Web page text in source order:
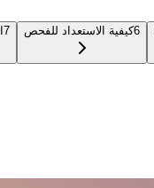
6كيفية الاستعداد للفحص 7